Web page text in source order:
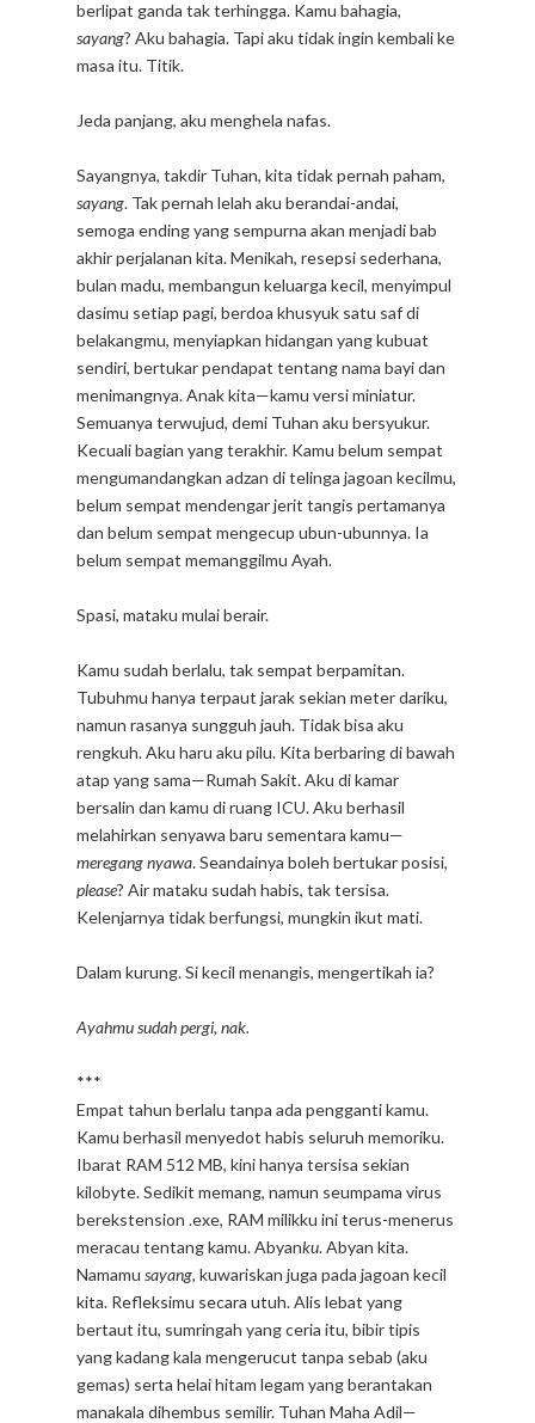
berlipat ganda tak terhingga. Kamu bahagia,
sayang? Aku bahagia. Tapi aku tidak ingin kembali ke
masa itu. Titik.
Jeda panjang, aku menghela nafas.
Sayangnya, takdir Tuhan, kita tidak pernah paham,
sayang. Tak pernah lelah aku berandai-andai,
semoga ending yang sempurna akan menjadi bab
akhir perjalanan kita. Menikah, resepsi sederhana,
bulan madu, membangun keluarga kecil, menyimpul
dasimu setiap pagi, berdoa khusyuk satu saf di
belakangmu, menyiapkan hidangan yang kubuat
sendiri, bertukar pendapat tentang nama bayi dan
menimangnya. Anak kita—kamu versi miniatur.
Semuanya terwujud, demi Tuhan aku bersyukur.
Kecuali bagian yang terakhir. Kamu belum sempat
mengumandangkan adzan di telinga jagoan kecilmu,
belum sempat mendengar jerit tangis pertamanya
dan belum sempat mengecup ubun-ubunnya. Ia
belum sempat memanggilmu Ayah.
Spasi, mataku mulai berair.
Kamu sudah berlalu, tak sempat berpamitan.
Tubuhmu hanya terpaut jarak sekian meter dariku,
namun rasanya sungguh jauh. Tidak bisa aku
rengkuh. Aku haru aku pilu. Kita berbaring di bawah
atap yang sama—Rumah Sakit. Aku di kamar
bersalin dan kamu di ruang ICU. Aku berhasil
melahirkan senyawa baru sementara kamu—
meregang nyawa. Seandainya boleh bertukar posisi,
please? Air mataku sudah habis, tak tersisa.
Kelenjarnya tidak berfungsi, mungkin ikut mati.
Dalam kurung. Si kecil menangis, mengertikah ia?
Ayahmu sudah pergi, nak.
***
Empat tahun berlalu tanpa ada pengganti kamu.
Kamu berhasil menyedot habis seluruh memoriku.
Ibarat RAM 512 MB, kini hanya tersisa sekian
kilobyte. Sedikit memang, namun seumpama virus
berekstension .exe, RAM milikku ini terus-menerus
meracau tentang kamu. Abyanku. Abyan kita.
Namamu sayang, kuwariskan juga pada jagoan kecil
kita. Refleksimu secara utuh. Alis lebat yang
bertaut itu, sumringah yang ceria itu, bibir tipis
yang kadang kala mengerucut tanpa sebab (aku
gemas) serta helai hitam legam yang berantakan
manakala dihembus semilir. Tuhan Maha Adil—